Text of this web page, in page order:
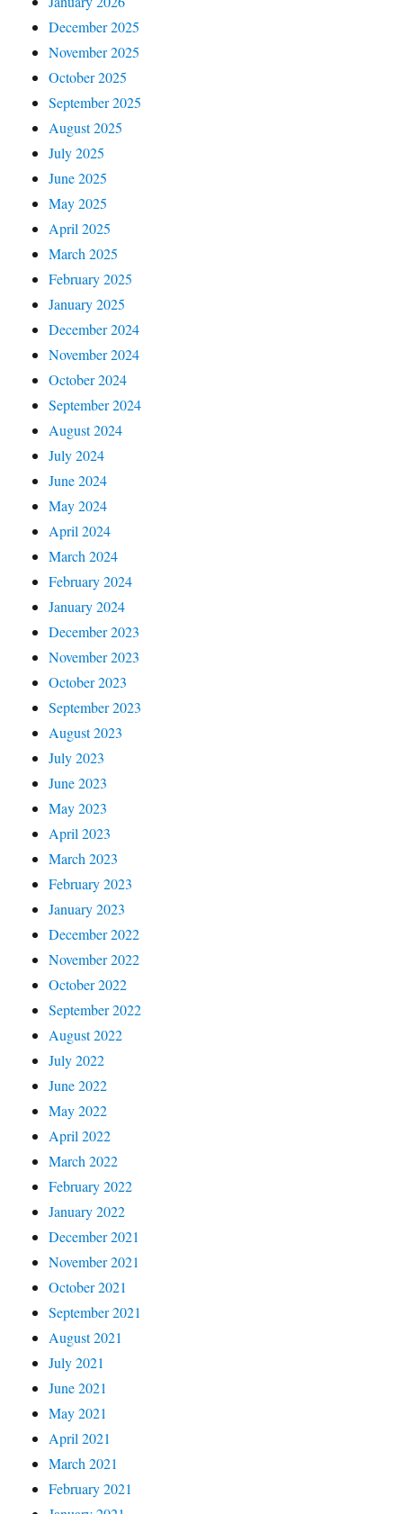
December 2025
November 2025
October 2025
September 2025
August 2025
July 2025
June 2025
May 2025
April 2025
March 2025
February 2025
January 2025
December 2024
November 2024
October 2024
September 2024
August 2024
July 2024
June 2024
May 2024
April 2024
March 2024
February 2024
January 2024
December 2023
November 2023
October 2023
September 2023
August 2023
July 2023
June 2023
May 2023
April 2023
March 2023
February 2023
January 2023
December 2022
November 2022
October 2022
September 2022
August 2022
July 2022
June 2022
May 2022
April 2022
March 2022
February 2022
January 2022
December 2021
November 2021
October 2021
September 2021
August 2021
July 2021
June 2021
May 2021
April 2021
March 2021
February 2021